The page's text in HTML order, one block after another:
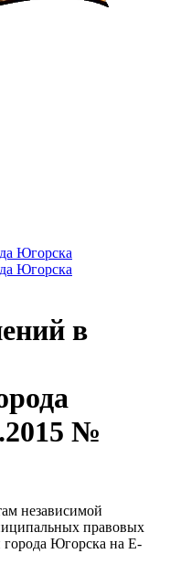
Югорска
Югорска
в
№
независимой
правовых
Югорска на E-